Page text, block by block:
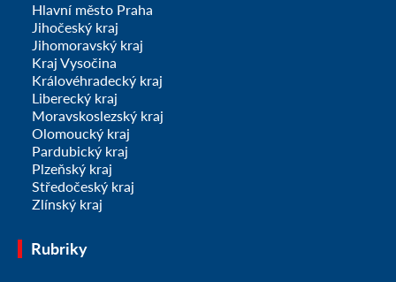
Hlavní město Praha
Jihočeský kraj
Jihomoravský kraj
Kraj Vysočina
Královéhradecký kraj
Liberecký kraj
Moravskoslezský kraj
Olomoucký kraj
Pardubický kraj
Plzeňský kraj
Středočeský kraj
Zlínský kraj
Rubriky